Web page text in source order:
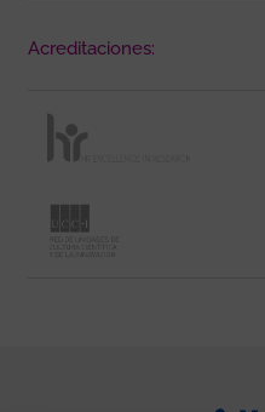
Acreditaciones: